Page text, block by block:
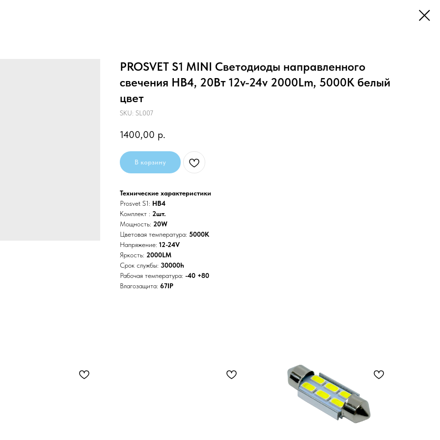
PROSVET S1 MINI Светодиоды направленного
свечения HB4, 20Вт 12v-24v 2000Lm, 5000K белый
цвет
SKU: SL007
1400,00 р.
В корзину
Технические характеристики
Prosvet S1: HB4
Комплект : 2шт.
Мощность: 20W
Цветовая температура: 5000K
Напряжение: 12-24V
Яркость: 2000LM
Срок службы: 30000h
Рабочая температура: -40 +80
Влагозащита: 67IP